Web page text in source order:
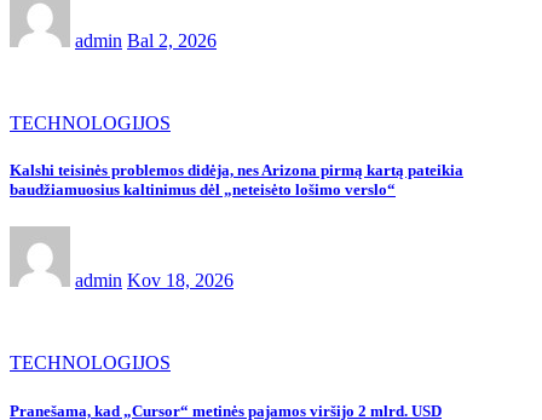
admin Bal 2, 2026
TECHNOLOGIJOS
Kalshi teisinės problemos didėja, nes Arizona pirmą kartą pateikia
baudžiamuosius kaltinimus dėl „neteisėto lošimo verslo“
admin Kov 18, 2026
TECHNOLOGIJOS
Pranešama, kad „Cursor“ metinės pajamos viršijo 2 mlrd. USD